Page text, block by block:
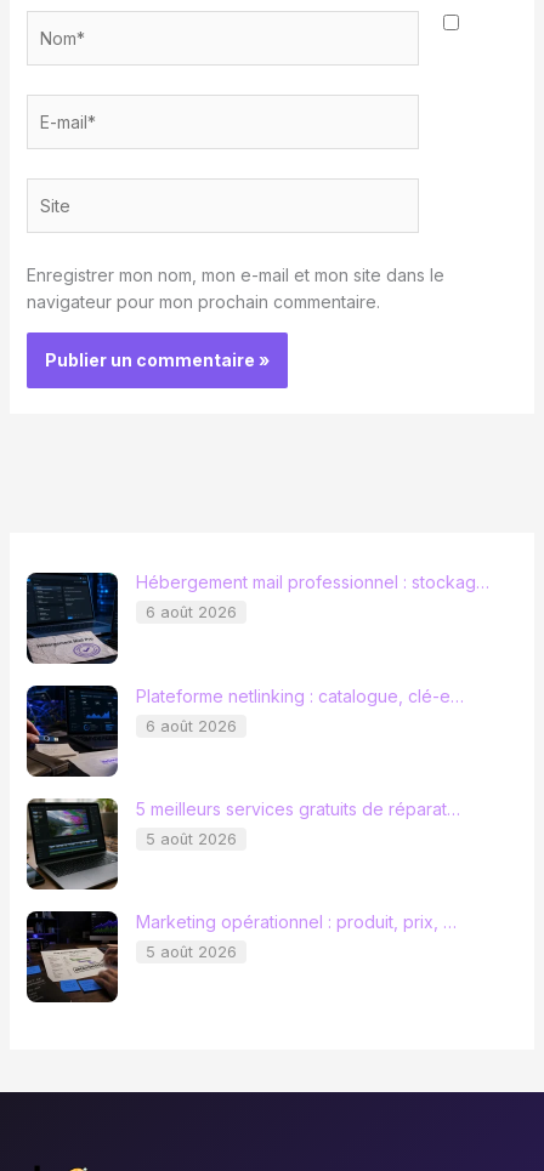
mail*
Enregistrer mon nom, mon e-mail et mon site dans le
navigateur pour mon prochain commentaire.
Hébergement mail professionnel : stockag…
6 août 2026
Plateforme netlinking : catalogue, clé-e…
6 août 2026
5 meilleurs services gratuits de réparat…
5 août 2026
Marketing opérationnel : produit, prix, …
5 août 2026